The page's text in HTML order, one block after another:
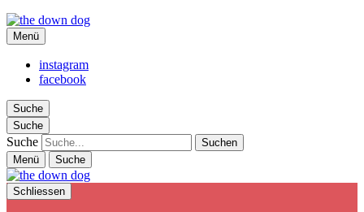
the down dog
Christina Ilchman
Menü
instagram
facebook
Suche
Suche
Suche
Menü Suche
Schliessen